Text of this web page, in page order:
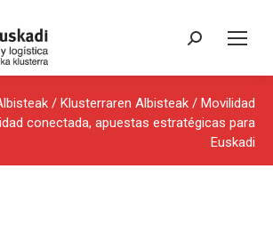
Search:
/ Klusterraren Albisteak / Movilidad
conectada, apuestas estratégicas para
Euskadi